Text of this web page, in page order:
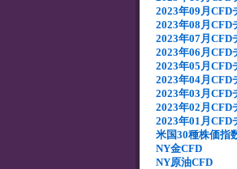
2023年09月CFD
2023年08月CFD
2023年07月CFD
2023年06月CFD
2023年05月CFD
2023年04月CFD
2023年03月CFD
2023年02月CFD
2023年01月CFD
米国30種株価指
NY金CFD
NY原油CFD